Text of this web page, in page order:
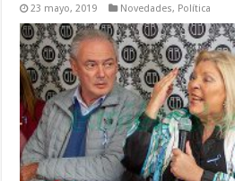
23 mayo, 2019 Novedades, Política